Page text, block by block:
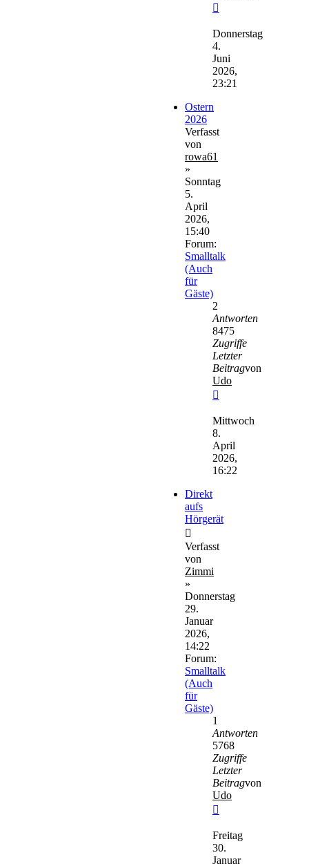
Beitrag
Donnerstag
4.
Juni
2026,
23:21
Ostern
2026
Verfasst
von
rowa61
»
Sonntag
5.
April
2026,
15:40
Forum:
Smalltalk
(Auch
für
Gäste)
2
Antworten
8475
Zugriffe
Letzter
Beitragvon
Udo
Beitrag
Mittwoch
8.
April
2026,
16:22
Direkt
aufs
Hörgerät
Verfasst
von
Zimmi
»
Donnerstag
29.
Januar
2026,
14:22
Forum:
Smalltalk
(Auch
für
Gäste)
1
Antworten
5768
Zugriffe
Letzter
Beitragvon
Udo
Beitrag
Freitag
30.
Januar